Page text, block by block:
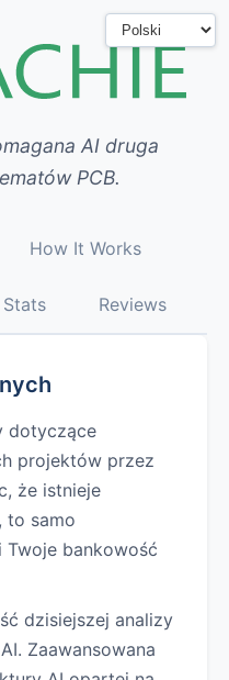
AI druga
PCB.
How It Works
Stats Reviews
dotyczące
projektów przez
że istnieje
to samo
bankowość
dzisiejszej analizy
Zaawansowana